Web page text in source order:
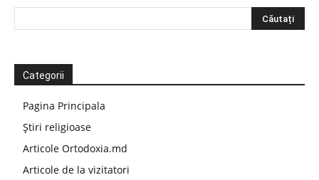
Categorii
Pagina Principala
Știri religioase
Articole Ortodoxia.md
Articole de la vizitatori